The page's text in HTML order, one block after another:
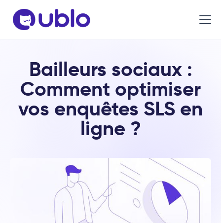
Bailleurs sociaux :
Comment optimiser
vos enquêtes SLS en
ligne ?